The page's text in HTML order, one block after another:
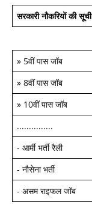
सरकारी नौकरियों की सूची
» 5वीं पास जॉब
» 8वीं पास जॉब
» 10वीं पास जॉब
...............
- आर्मी भर्ती रैली
- नौसेना भर्ती
- असम राइफल जॉब